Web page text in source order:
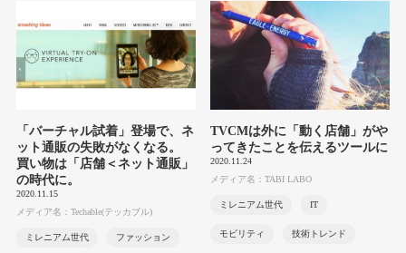
「バーチャル試着」登場で、ネ
ット通販の失敗がなくなる。
買い物は「店舗＜ネット通販」
の時代に。
2020.11.15
メディア名：Techable(テッカブル)
ミレニアム世代 ファッション
TVCMは外に「動く店舗」がや
ってきたことを伝えるツールに
2020.11.24
メディア名：TABI LABO
ミレニアム世代 IT
モビリティ 技術トレンド